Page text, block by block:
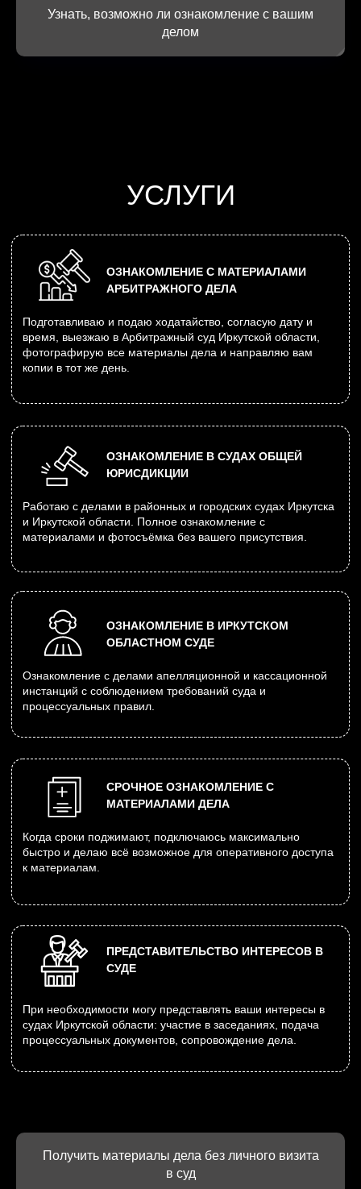
Узнать, возможно ли ознакомление с вашим
делом
судах Иркутской области: участие в заседаниях, подача
процессуальных документов, сопровождение дела.
Получить материалы дела без личного визита
в суд
НУЖНО ПОЛУЧИТЬ
МАТЕРИАЛЫ ДЕЛА — БЕЗ
ПОЕЗДОК И ПОТЕРИ
ВРЕМЕНИ
Если вам важно быстро и полноценно изучить
материалы дела — закажите консультацию.
За один разговор вы поймёте, как и в какие сроки
можно получить документы.
+7
Записаться на консультацию